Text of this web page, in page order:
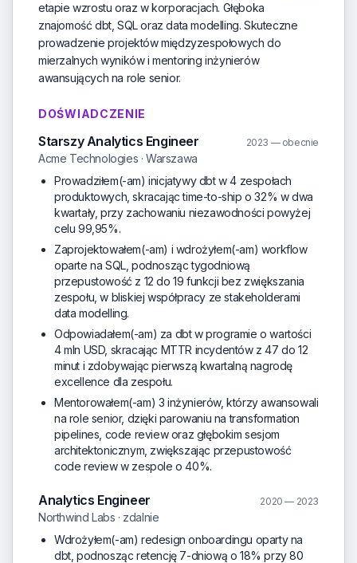
etapie wzrostu oraz w korporacjach. Głęboka
znajomość dbt, SQL oraz data modelling. Skuteczne
prowadzenie projektów międzyzespołowych do
mierzalnych wyników i mentoring inżynierów
awansujących na role senior.
DOŚWIADCZENIE
Starszy Analytics Engineer 2023 — obecnie
Acme Technologies · Warszawa
Prowadziłem(-am) inicjatywy dbt w 4 zespołach
produktowych, skracając time-to-ship o 32% w dwa
kwartały, przy zachowaniu niezawodności powyżej
celu 99,95%.
Zaprojektowałem(-am) i wdrożyłem(-am) workflow
oparte na SQL, podnosząc tygodniową
przepustowość z 12 do 19 funkcji bez zwiększania
zespołu, w bliskiej współpracy ze stakeholderami
data modelling.
Odpowiadałem(-am) za dbt w programie o wartości
4 mln USD, skracając MTTR incydentów z 47 do 12
minut i zdobywając pierwszą kwartalną nagrodę
excellence dla zespołu.
Mentorowałem(-am) 3 inżynierów, którzy awansowali
na role senior, dzięki parowaniu na transformation
pipelines, code review oraz głębokim sesjom
architektonicznym, zwiększając przepustowość
code review w zespole o 40%.
Analytics Engineer 2020 — 2023
Northwind Labs · zdalnie
Wdrożyłem(-am) redesign onboardingu oparty na
dbt, podnosząc retencję 7-dniową o 18% przy 80